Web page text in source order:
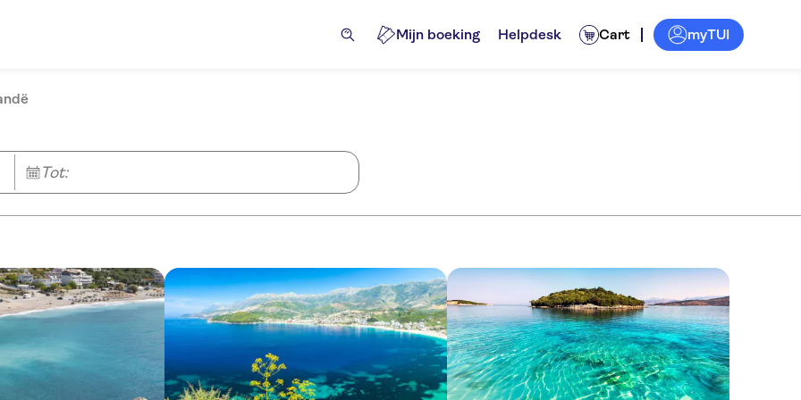
Mijn boeking Helpdesk Cart myTUI
Tot: